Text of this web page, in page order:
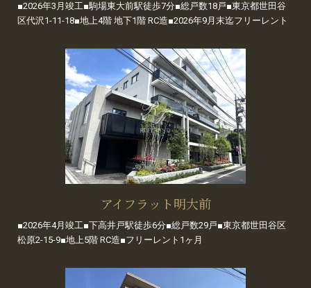
■2026年3月竣工■駒場東大前駅徒歩7分■総戸数18戸■東京都世田谷
区代沢1-11-18■地上4階 地下1階 RC造■2026年9月末迄フリーレント
アイフラット明大前
■2026年4月竣工■下高井戸駅徒歩6分■総戸数29戸■東京都世田谷区
松原2-15-9■地上5階 RC造■フリーレント1ヶ月